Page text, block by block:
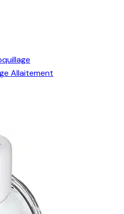
Allaitement